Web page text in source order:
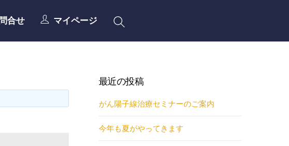
合せ マイページ
最近の投稿
がん陽子線治療セミナーのご案内
今年も夏がやってきます